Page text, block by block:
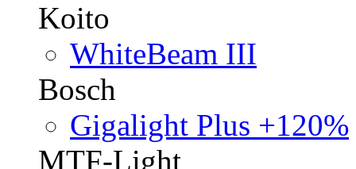
Koito
WhiteBeam III
Bosch
Gigalight Plus +120%
MTF-Light